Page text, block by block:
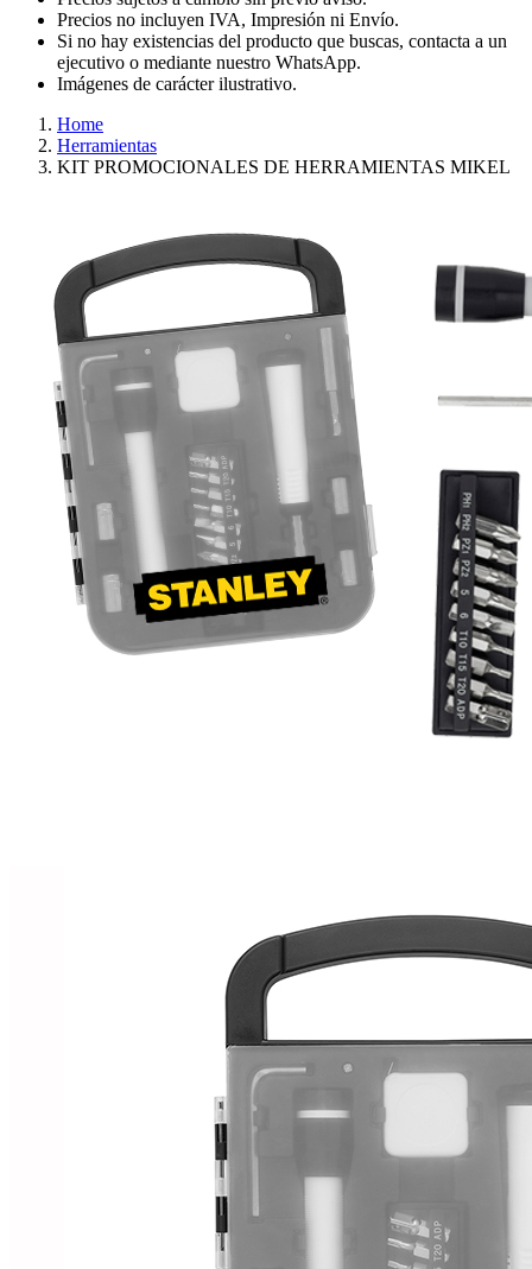
Precios no incluyen IVA, Impresión ni Envío.
Si no hay existencias del producto que buscas, contacta a un
ejecutivo o mediante nuestro WhatsApp.
Imágenes de carácter ilustrativo.
Home
Herramientas
KIT PROMOCIONALES DE HERRAMIENTAS MIKEL